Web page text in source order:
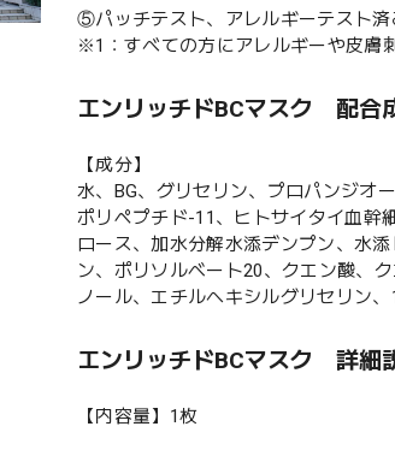
⑤パッチテスト、アレルギーテスト
※1：すべての方にアレルギーや皮膚
エンリッチドBCマスク 配合
【成分】
水、BG、グリセリン、プロパンジオ
ポリペプチド-11、ヒトサイタイ血幹
ロース、加水分解水添デンプン、水
ン、ポリソルベート20、クエン酸、
ノール、エチルヘキシルグリセリン
エンリッチドBCマスク 詳細
【内容量】1枚